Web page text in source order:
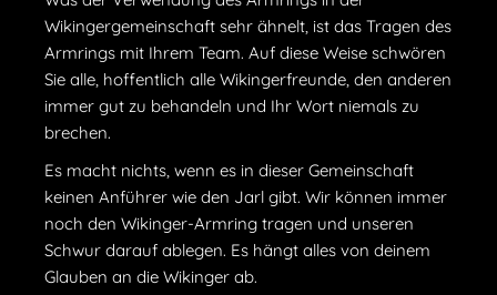
Wikingergemeinschaft sehr ähnelt, ist das Tragen des
Armrings mit Ihrem Team. Auf diese Weise schwören
Sie alle, hoffentlich alle Wikingerfreunde, den anderen
immer gut zu behandeln und Ihr Wort niemals zu
brechen.
Es macht nichts, wenn es in dieser Gemeinschaft
keinen Anführer wie den Jarl gibt. Wir können immer
noch den Wikinger-Armring tragen und unseren
Schwur darauf ablegen. Es hängt alles von deinem
Glauben an die Wikinger ab.